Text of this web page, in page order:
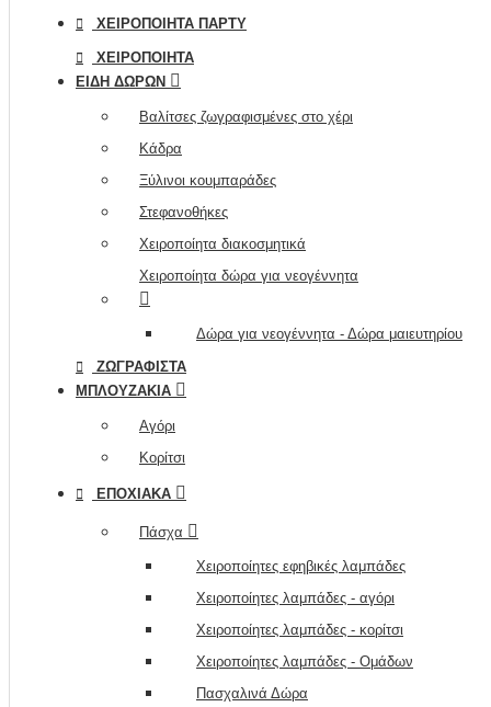
ΧΕΙΡΟΠΟΊΗΤΑ ΠΆΡΤΥ
ΧΕΙΡΟΠΟΊΗΤΑ
ΕΊΔΗ ΔΏΡΩΝ
Βαλίτσες ζωγραφισμένες στο χέρι
Κάδρα
Ξύλινοι κουμπαράδες
Στεφανοθήκες
Χειροποίητα διακοσμητικά
Χειροποίητα δώρα για νεογέννητα
Δώρα για νεογέννητα - Δώρα μαιευτηρίου
ΖΩΓΡΑΦΙΣΤΆ
ΜΠΛΟΥΖΆΚΙΑ
Αγόρι
Κορίτσι
ΕΠΟΧΙΑΚΆ
Πάσχα
Χειροποίητες εφηβικές λαμπάδες
Χειροποίητες λαμπάδες - αγόρι
Χειροποίητες λαμπάδες - κορίτσι
Χειροποίητες λαμπάδες - Ομάδων
Πασχαλινά Δώρα